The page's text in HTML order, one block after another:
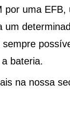
uma
bateria.
na nossa